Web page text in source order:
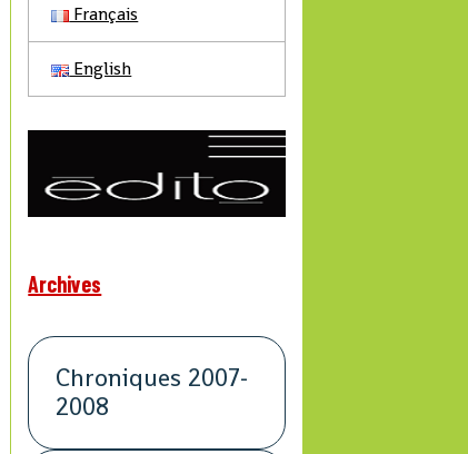
Français
English
Archives
Chroniques 2007-
2008